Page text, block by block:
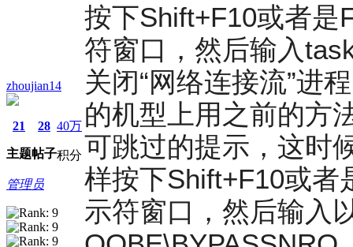
zhoujian14
21
主题
28
帖子
40万
积分
管理员
按下Shift+F10或者是
符窗口，然后输入
关闭“网络连接流”进
的机型上用之前的方
可跳过的提示，这时
样按下Shift+F10或者
示符窗口，然后输入